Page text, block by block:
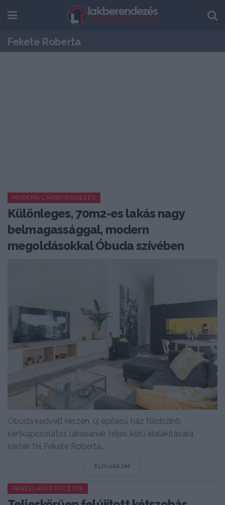
Fekete Roberta
MODERN LAKBERENDEZÉS
Különleges, 70m2-es lakás nagy
belmagassággal, modern
megoldásokkal Óbuda szívében
Óbuda kedvelt részén, új építésű ház földszinti,
kertkapcsolatos lakásának teljes körű kialakítására
kérték fel Fekete Roberta...
ELOLVASOM
PANELLAKÁS ÖTLETEK